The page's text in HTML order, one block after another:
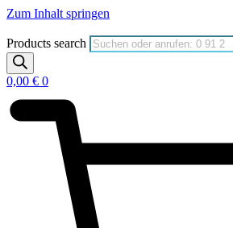
Zum Inhalt springen
Products search
0,00 € 0